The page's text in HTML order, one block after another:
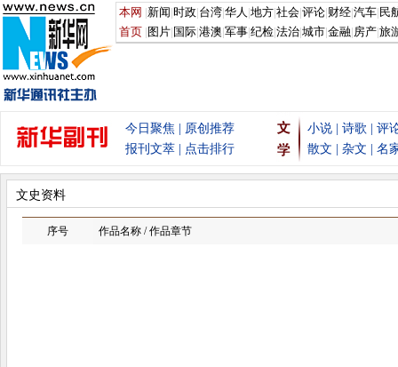
文史资料
序号 作品名称 / 作品章节